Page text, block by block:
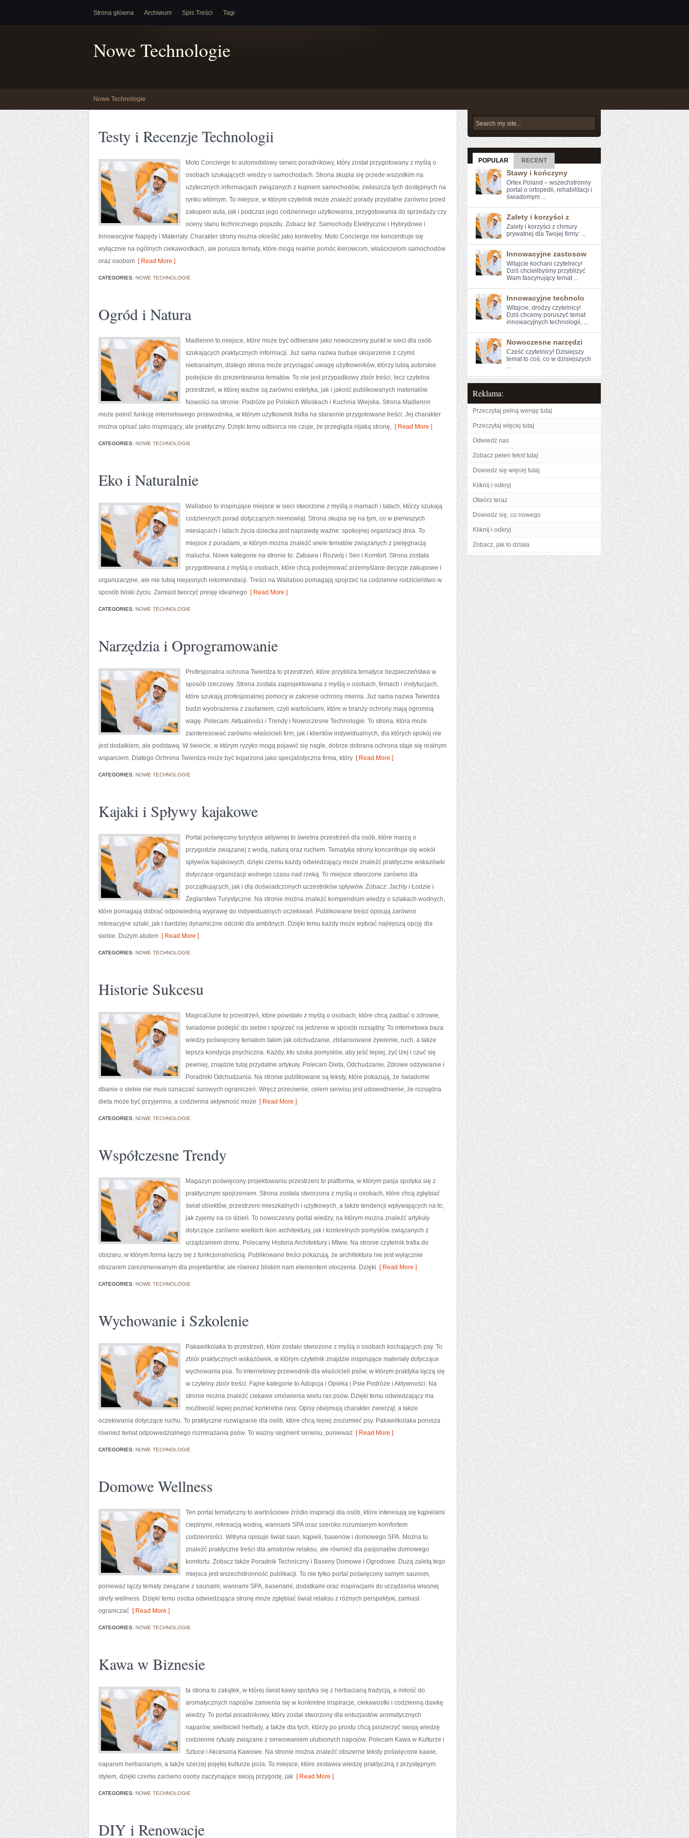
Strona główna Archiwum Spis Treści Tagi
Nowe Technologie
Nowe Technologie
Testy i Recenzje Technologii
Moto Concierge to automobilowy serwis poradnikowy, który został przygotowany z myślą o
osobach szukających wiedzy o samochodach. Strona skupia się przede wszystkim na
użytecznych informacjach związanych z kupnem samochodów, zwłaszcza tych dostępnych na
rynku wtórnym. To miejsce, w którym czytelnik może znaleźć porady przydatne zarówno przed
zakupem auta, jak i podczas jego codziennego użytkowania, przygotowania do sprzedaży czy
oceny stanu technicznego pojazdu. Zobacz też: Samochody Elektryczne i Hybrydowe i
Innowacyjne Napędy i Materiały. Charakter strony można określić jako konkretny. Moto Concierge nie koncentruje się
wyłącznie na ogólnych ciekawostkach, ale porusza tematy, które mogą realnie pomóc kierowcom, właścicielom samochodów
oraz osobom [ Read More ]
CATEGORIES: NOWE TECHNOLOGIE
Ogród i Natura
Madlennn to miejsce, które może być odbierane jako nowoczesny punkt w sieci dla osób
szukających praktycznych informacji. Już sama nazwa buduje skojarzenie z czymś
niebanalnym, dlatego strona może przyciągać uwagę użytkowników, którzy lubią autorskie
podejście do prezentowania tematów. To nie jest przypadkowy zbiór treści, lecz czytelna
przestrzeń, w której ważne są zarówno estetyka, jak i jakość publikowanych materiałów.
Nowości na stronie: Podróże po Polskich Wioskach i Kuchnia Wiejska. Strona Madlennn
może pełnić funkcję internetowego przewodnika, w którym użytkownik trafia na starannie przygotowane treści. Jej charakter
można opisać jako inspirujący, ale praktyczny. Dzięki temu odbiorca nie czuje, że przegląda nijaką stronę, [ Read More ]
CATEGORIES: NOWE TECHNOLOGIE
Eko i Naturalnie
Wallaboo to inspirujące miejsce w sieci stworzone z myślą o mamach i tatach, którzy szukają
codziennych porad dotyczących niemowląt. Strona skupia się na tym, co w pierwszych
miesiącach i latach życia dziecka jest naprawdę ważne: spokojnej organizacji dnia. To
miejsce z poradami, w którym można znaleźć wiele tematów związanych z pielęgnacją
malucha. Nowe kategorie na stronie to: Zabawa i Rozwój i Sen i Komfort. Strona została
przygotowana z myślą o osobach, które chcą podejmować przemyślane decyzje zakupowe i
organizacyjne, ale nie lubią niejasnych rekomendacji. Treści na Wallaboo pomagają spojrzeć na codzienne rodzicielstwo w
sposób bliski życiu. Zamiast tworzyć presję idealnego [ Read More ]
CATEGORIES: NOWE TECHNOLOGIE
Narzędzia i Oprogramowanie
Profesjonalna ochrona Twierdza to przestrzeń, które przybliża tematyce bezpieczeństwa w
sposób rzeczowy. Strona została zaprojektowana z myślą o osobach, firmach i instytucjach,
które szukają profesjonalnej pomocy w zakresie ochrony mienia. Już sama nazwa Twierdza
budzi wyobrażenia z zaufaniem, czyli wartościami, które w branży ochrony mają ogromną
wagę. Polecam: Aktualności i Trendy i Nowoczesne Technologie. To strona, która może
zainteresować zarówno właścicieli firm, jak i klientów indywidualnych, dla których spokój nie
jest dodatkiem, ale podstawą. W świecie, w którym ryzyko mogą pojawić się nagle, dobrze dobrana ochrona staje się realnym
wsparciem. Dlatego Ochrona Twierdza może być kojarzona jako specjalistyczna firma, który [ Read More ]
CATEGORIES: NOWE TECHNOLOGIE
Kajaki i Spływy kajakowe
Portal poświęcony turystyce aktywnej to świetna przestrzeń dla osób, które marzą o
przygodzie związanej z wodą, naturą oraz ruchem. Tematyka strony koncentruje się wokół
spływów kajakowych, dzięki czemu każdy odwiedzający może znaleźć praktyczne wskazówki
dotyczące organizacji wolnego czasu nad rzeką. To miejsce stworzone zarówno dla
początkujących, jak i dla doświadczonych uczestników spływów. Zobacz: Jachty i Łodzie i
Żeglarstwo Turystyczne. Na stronie można znaleźć kompendium wiedzy o szlakach wodnych,
które pomagają dobrać odpowiednią wyprawę do indywidualnych oczekiwań. Publikowane treści opisują zarówno
rekreacyjne szlaki, jak i bardziej dynamiczne odcinki dla ambitnych. Dzięki temu każdy może wybrać najlepszą opcję dla
siebie. Dużym atutem [ Read More ]
CATEGORIES: NOWE TECHNOLOGIE
Historie Sukcesu
MagicalJune to przestrzeń, które powstało z myślą o osobach, które chcą zadbać o zdrowie,
świadomie podejść do siebie i spojrzeć na jedzenie w sposób rozsądny. To internetowa baza
wiedzy poświęcony tematom takim jak odchudzanie, zbilansowane żywienie, ruch, a także
lepsza kondycja psychiczna. Każdy, kto szuka pomysłów, aby jeść lepiej, żyć lżej i czuć się
pewniej, znajdzie tutaj przydatne artykuły. Polecam Dieta, Odchudzanie, Zdrowe odżywianie i
Poradniki Odchudzania. Na stronie publikowane są teksty, które pokazują, że świadome
dbanie o siebie nie musi oznaczać surowych ograniczeń. Wręcz przeciwnie, celem serwisu jest udowodnienie, że rozsądna
dieta może być przyjemna, a codzienna aktywność może [ Read More ]
CATEGORIES: NOWE TECHNOLOGIE
Współczesne Trendy
Magazyn poświęcony projektowaniu przestrzeni to platforma, w którym pasja spotyka się z
praktycznym spojrzeniem. Strona została stworzona z myślą o osobach, które chcą zgłębiać
świat obiektów, przestrzeni mieszkalnych i użytkowych, a także tendencji wpływających na to,
jak żyjemy na co dzień. To nowoczesny portal wiedzy, na którym można znaleźć artykuły
dotyczące zarówno wielkich ikon architektury, jak i konkretnych pomysłów związanych z
urządzaniem domu. Polecamy Historia Architektury i Mtww. Na stronie czytelnik trafia do
obszaru, w którym forma łączy się z funkcjonalnością. Publikowane treści pokazują, że architektura nie jest wyłącznie
obszarem zarezerwowanym dla projektantów, ale również bliskim nam elementem otoczenia. Dzięki [ Read More ]
CATEGORIES: NOWE TECHNOLOGIE
Wychowanie i Szkolenie
Pakawilkolaka to przestrzeń, które zostało stworzone z myślą o osobach kochających psy. To
zbiór praktycznych wskazówek, w którym czytelnik znajdzie inspirujące materiały dotyczące
wychowania psa. To internetowy przewodnik dla właścicieli psów, w którym praktyka łączą się
w czytelny zbiór treści. Fajne kategorie to Adopcja i Opieka i Psie Podróże i Aktywności. Na
stronie można znaleźć ciekawe omówienia wielu ras psów. Dzięki temu odwiedzający ma
możliwość lepiej poznać konkretne rasy. Opisy obejmują charakter zwierząt, a także
oczekiwania dotyczące ruchu. To praktyczne rozwiązanie dla osób, które chcą lepiej zrozumieć psy. Pakawilkolaka porusza
również temat odpowiedzialnego rozmnażania psów. To ważny segment serwisu, ponieważ [ Read More ]
CATEGORIES: NOWE TECHNOLOGIE
Domowe Wellness
Ten portal tematyczny to wartościowe źródło inspiracji dla osób, które interesują się kąpielami
cieplnymi, rekreacją wodną, wannami SPA oraz szeroko rozumianym komfortem
codzienności. Witryna opisuje świat saun, kąpieli, basenów i domowego SPA. Można tu
znaleźć praktyczne treści dla amatorów relaksu, ale również dla pasjonatów domowego
komfortu. Zobacz także Poradnik Techniczny i Baseny Domowe i Ogrodowe. Dużą zaletą tego
miejsca jest wszechstronność publikacji. To nie tylko portal poświęcony samym saunom,
ponieważ łączy tematy związane z saunami, wannami SPA, basenami, dodatkami oraz inspiracjami do urządzenia własnej
strefy wellness. Dzięki temu osoba odwiedzająca stronę może zgłębiać świat relaksu z różnych perspektyw, zamiast
ograniczać [ Read More ]
CATEGORIES: NOWE TECHNOLOGIE
Kawa w Biznesie
ta strona to zakątek, w której świat kawy spotyka się z herbacianą tradycją, a miłość do
aromatycznych napojów zamienia się w konkretne inspiracje, ciekawostki i codzienną dawkę
wiedzy. To portal poradnikowy, który został stworzony dla entuzjastów aromatycznych
naparów, wielbicieli herbaty, a także dla tych, którzy po prostu chcą poszerzyć swoją wiedzę
codzienne rytuały związane z serwowaniem ulubionych napojów. Polecam Kawa w Kulturze i
Sztuce i Akcesoria Kawowe. Na stronie można znaleźć obszerne teksty poświęcone kawie,
naparom herbacianym, a także szerzej pojętej kulturze picia. To miejsce, które zestawia wiedzę praktyczną z przystępnym
stylem, dzięki czemu zarówno osoby zaczynające swoją przygodę, jak [ Read More ]
CATEGORIES: NOWE TECHNOLOGIE
DIY i Renowacje
POPULAR RECENT
Stawy i kończyny
Ortex Poland – wszechstronny
portal o ortopedii, rehabilitacji i
świadomym ...
Zalety i korzyści z
Zalety i‌ korzyści z chmury
prywatnej dla Twojej firmy: ...
Innowacyjne zastosow
Witajcie kochani czytelnicy!
Dziś chcielibyśmy przybliżyć
Wam fascynujący temat ...
Innowacyjne technolo
Witajcie, drodzy⁢ czytelnicy! ​
Dziś⁤ chcemy ⁤poruszyć temat
innowacyjnych technologii, ...
Nowoczesne narzędzi
Cześć czytelnicy! Dzisiejszy
⁤temat to coś, co w ‌dzisiejszych
...
Reklama:
Przeczytaj pełną wersję tutaj
Przeczytaj więcej tutaj
Odwiedź nas
Zobacz pełen tekst tutaj
Dowiedz się więcej tutaj
Kliknij i odkryj
Otwórz teraz
Dowiedz się, co nowego
Kliknij i odkryj
Zobacz, jak to działa